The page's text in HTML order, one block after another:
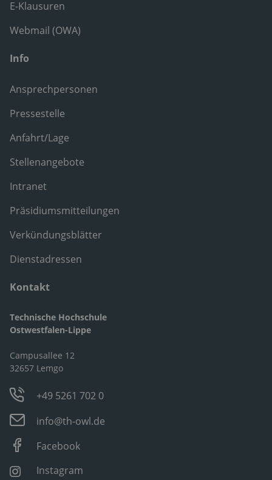
E-Klausuren
Webmail (OWA)
Info
Ansprechpersonen
Pressestelle
Anfahrt/Lage
Stellenangebote
Intranet
Präsidiumsmitteilungen
Verkündungsblätter
Dienstadressen
Kontakt
Technische Hochschule
Ostwestfalen-Lippe
Campusallee 12
32657 Lemgo
+49 5261 702 0
info@th-owl.de
Facebook
Instagram